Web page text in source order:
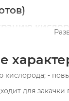
закисление;
кислорода; -
для